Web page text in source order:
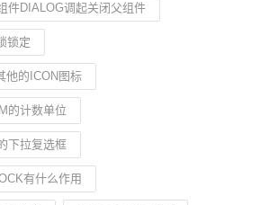
件DIALOG调起关闭父组件
锁定
他的ICON图标
的计数单位
下拉复选框
有什么作用